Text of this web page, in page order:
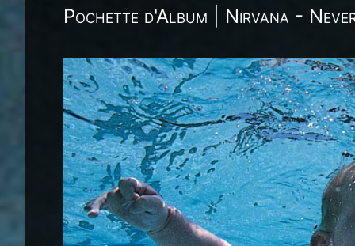
Pochette d'Album | Nirvana -